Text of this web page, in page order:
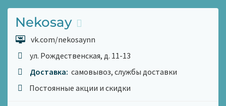
Nekosay
vk.com/nekosaynn
ул. Рождественская, д. 11-13
Доставка: самовывоз, службы доставки
Постоянные акции и скидки